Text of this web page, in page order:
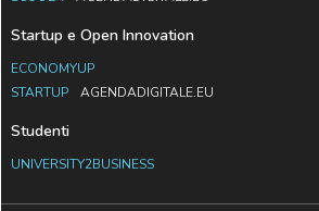
Startup e Open Innovation
ECONOMYUP
STARTUP
AGENDADIGITALE.EU
Studenti
UNIVERSITY2BUSINESS